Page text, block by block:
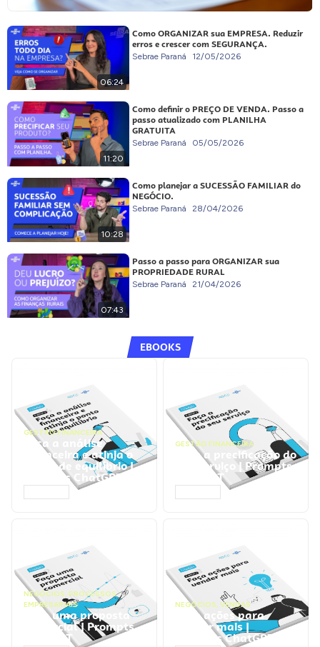
06:24
Como ORGANIZAR sua EMPRESA. Reduzir
erros e crescer com SEGURANÇA.
Sebrae Paraná 12/05/2026
11:20
Como definir o PREÇO DE VENDA. Passo a
passo atualizado com PLANILHA
GRATUITA
Sebrae Paraná 05/05/2026
10:28
Como planejar a SUCESSÃO FAMILIAR do
NEGÓCIO.
Sebrae Paraná 28/04/2026
07:43
Passo a passo para ORGANIZAR sua
PROPRIEDADE RURAL
Sebrae Paraná 21/04/2026
EBOOKS
GESTÃO FINANCEIRA
Faça a análise
financeira e atinja o
ponto de equilíbrio |
Prompts ChatGPT
GESTÃO FINANCEIRA
Faça a precificação do
seu serviço | Prompts
ChatGPT
NEGÓCIOS, PROCESSOS
EMPRESARIAIS
Faça uma proposta
comercial | Prompts
ChatGPT
NEGÓCIOS, VENDAS
Faça ações para
vender mais |
Prompts ChatGPT